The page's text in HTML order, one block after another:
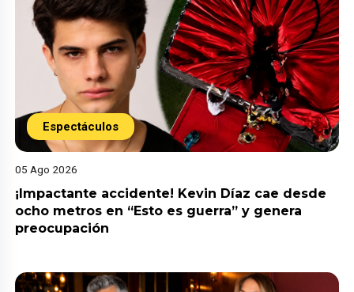
Espectáculos
05 Ago 2026
¡Impactante accidente! Kevin Díaz cae desde
ocho metros en “Esto es guerra” y genera
preocupación